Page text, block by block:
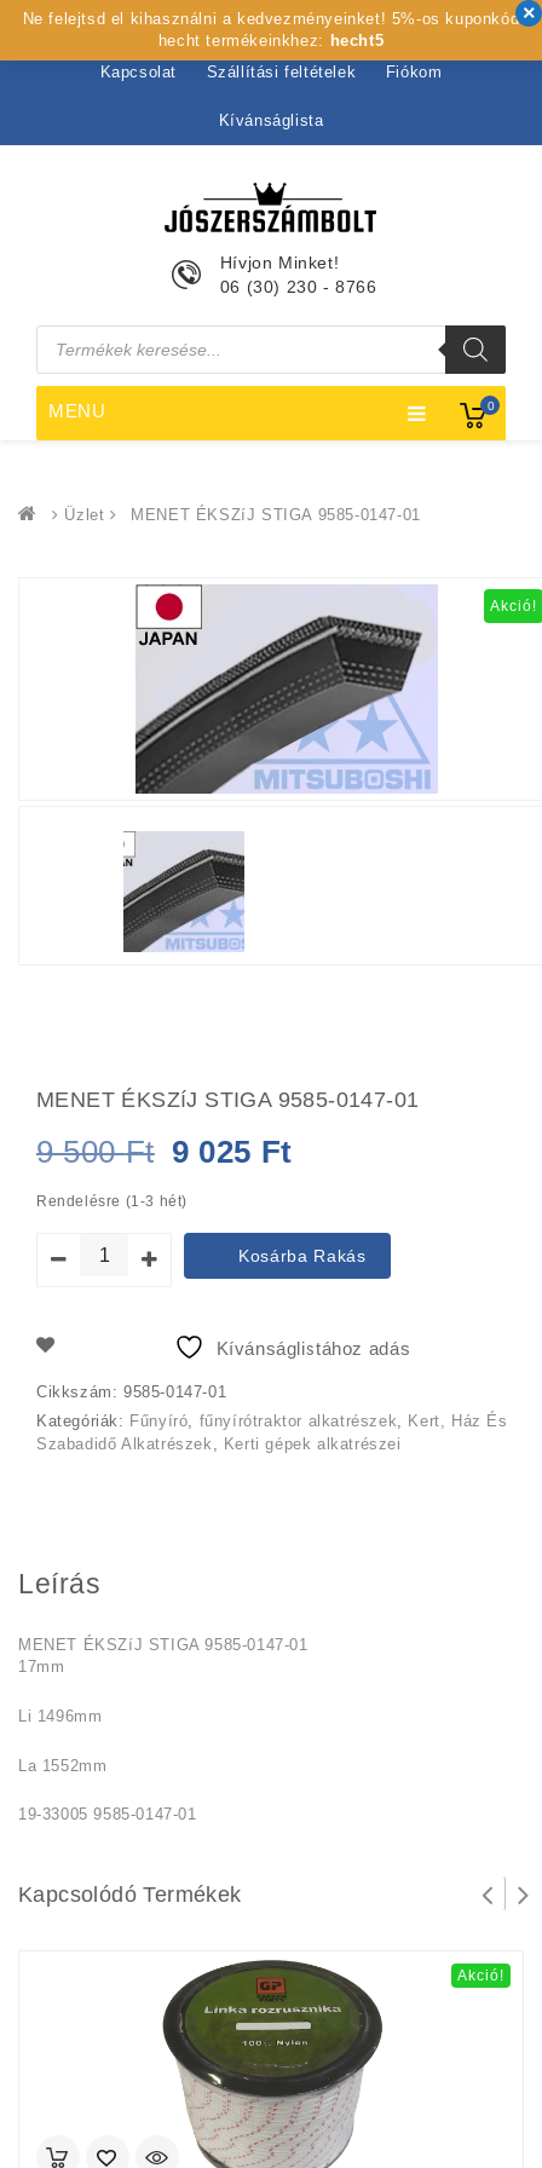
Kezdőlap Rólunk Webshop Szolgáltatások
Kapcsolat Szállítási feltételek Fiókom
Kívánságlista
0
Hívjon Minket!
06 (30) 230 - 8766
Products
search
MENU
Üzlet MENET ÉKSZíJ STIGA 9585-0147-01
Akció!
MENET ÉKSZíJ STIGA 9585-0147-01
9 500Ft Original
price
was:
500 Ft.
9 025 Ft
is:
9
Rendelésre (1-3 hét)
Kosárba Rakás
Kívánságlistához adás
Cikkszám: 9585-0147-01
Kategóriák: Fűnyíró, fűnyírótraktor alkatrészek, Kert, Ház És
Szabadidő Alkatrészek , Kerti gépek alkatrészei
Leírás
MENET ÉKSZíJ STIGA 9585-0147-01
17mm
Li 1496mm
La 1552mm
19-33005 9585-0147-01
Kapcsolódó Termékek
Akció!
Ne felejtsd el kihasználni a kedvezményeinket! 5%-os kuponkód
hecht termékeinkhez: hecht5